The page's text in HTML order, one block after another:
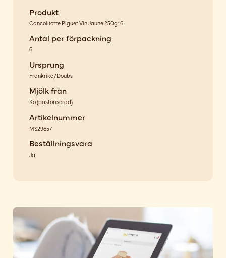
Produkt
Cancoillotte Piguet Vin Jaune 250g*6
Antal per förpackning
6
Ursprung
Frankrike/Doubs
Mjölk från
Ko(pastöriserad)
Artikelnummer
MS29657
Beställningsvara
Ja